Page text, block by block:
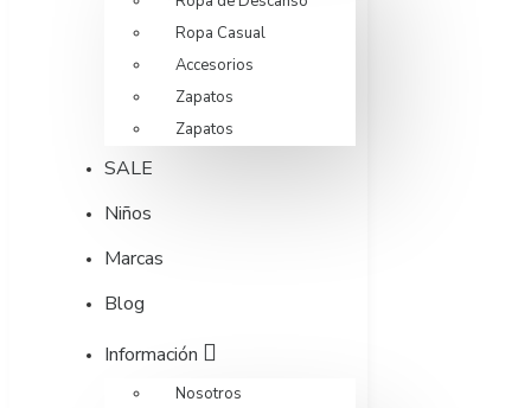
Ropa Casual
Accesorios
Zapatos
Zapatos
SALE
Niños
Marcas
Blog
Información
Nosotros